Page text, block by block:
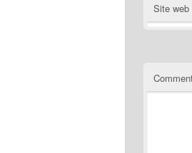
Site web